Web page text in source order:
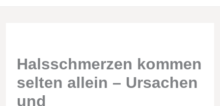
Halsschmerzen kommen
selten allein – Ursachen
und